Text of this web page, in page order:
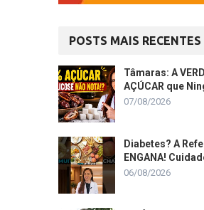
POSTS MAIS RECENTES
Tâmaras: A
AÇÚCAR que
07/08/2026
Diabetes? A
ENGANA!
06/08/2026